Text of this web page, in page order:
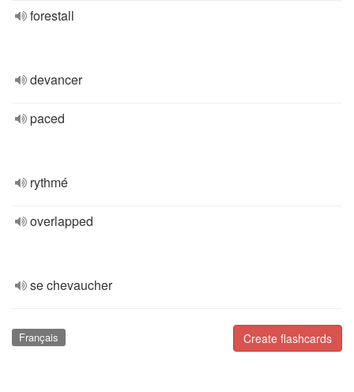
forestall
devancer
paced
rythmé
overlapped
se chevaucher
Create flashcards
Français